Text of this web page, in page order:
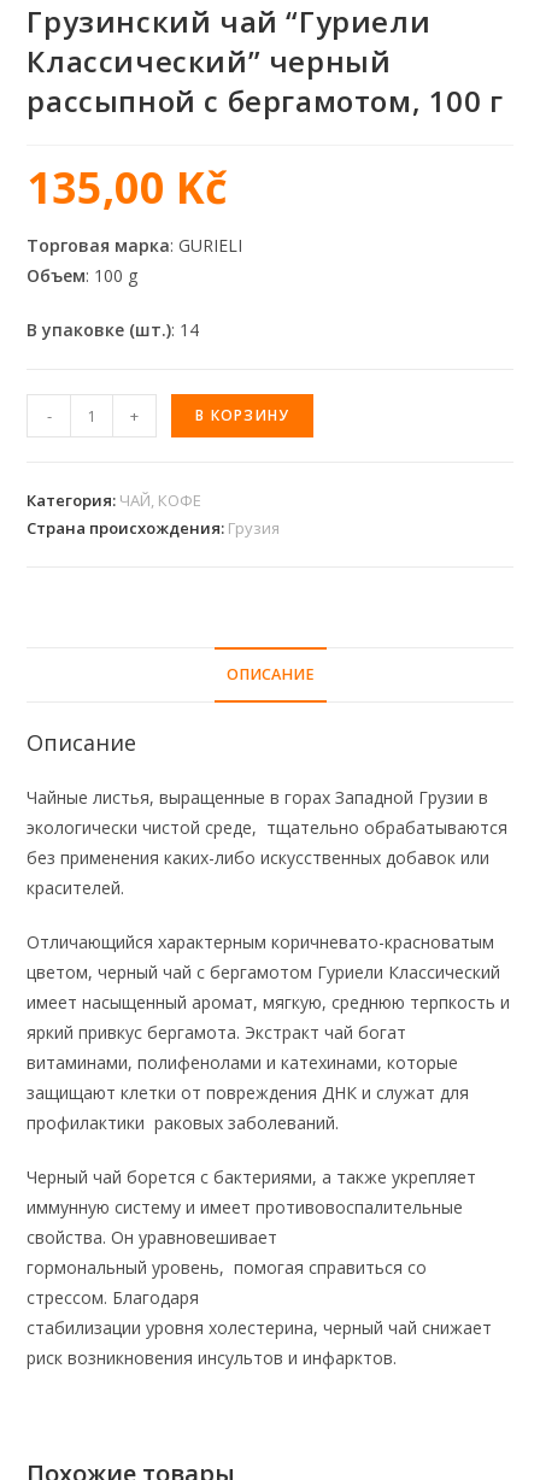
Грузинский чай “Гуриели
Классический” черный
рассыпной с бергамотом, 100 г
135,00 Kč
Торговая марка: GURIELI
Объем: 100 g
В упаковке (шт.): 14
- + В КОРЗИНУ
Категория: ЧАЙ, КОФЕ
Страна происхождения: Грузия
ОПИСАНИЕ
Описание
Чайные листья, выращенные в горах Западной Грузии в
экологически чистой среде, тщательно обрабатываются
без применения каких-либо искусственных добавок или
красителей.
Отличающийся характерным коричневато-красноватым
цветом, черный чай с бергамотом Гуриели Классический
имеет насыщенный аромат, мягкую, среднюю терпкость и
яркий привкус бергамота. Экстракт чай богат
витаминами, полифенолами и катехинами, которые
защищают клетки от повреждения ДНК и служат для
профилактики раковых заболеваний.
Черный чай борется с бактериями, а также укрепляет
иммунную систему и имеет противовоспалительные
свойства. Он уравновешивает
гормональный уровень, помогая справиться со
стрессом. Благодаря
стабилизации уровня холестерина, черный чай снижает
риск возникновения инсультов и инфарктов.